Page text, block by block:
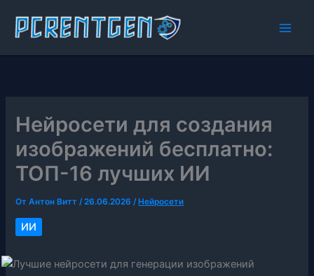
содержимому
Нейросети для создания
изображений бесплатно:
ТОП-16 лучших ИИ
ОтАнтон Витт/26.06.2026/ Нейросети
ИИ